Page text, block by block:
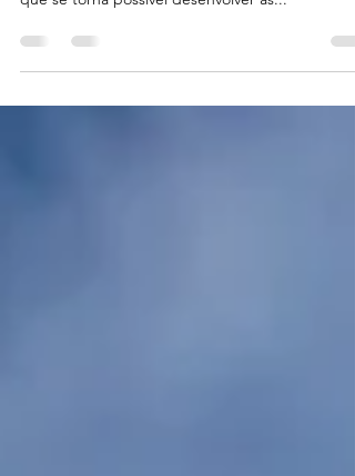
do indivíduo. É por meio da escrita e da leitura
que se torna possível desenvolver as...